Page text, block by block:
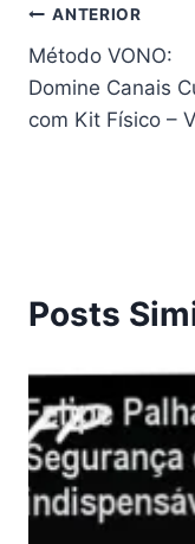
Navegação
de
Post
ANTERIOR
Método VONO:
Domine Canais
com Kit Físico –
Posts